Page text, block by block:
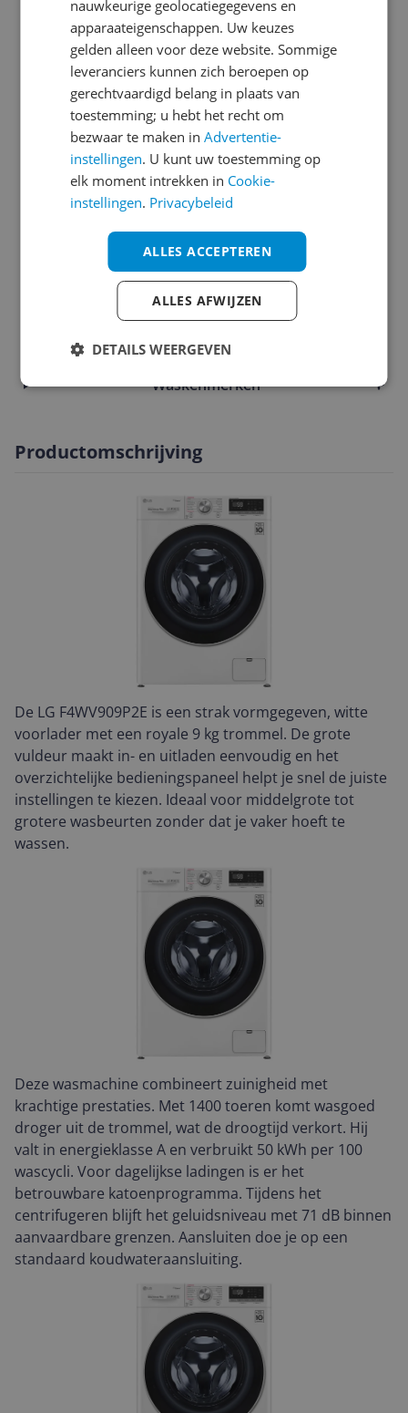
Energie- en waterverbruik
Functies
Fysieke kenmerken
Garantie & motor
Instellingen en functies
Introductie en ondersteuning
Mogelijke vereisten instellen en gebruik
Overige kenmerken
Productinformatie
Technisch
Waskenmerken
Productomschrijving
De LG F4WV909P2E is een strak vormgegeven, witte
voorlader met een royale 9 kg trommel. De grote
vuldeur maakt in- en uitladen eenvoudig en het
overzichtelijke bedieningspaneel helpt je snel de juiste
instellingen te kiezen. Ideaal voor middelgrote tot
grotere wasbeurten zonder dat je vaker hoeft te
wassen.
Deze wasmachine combineert zuinigheid met
krachtige prestaties. Met 1400 toeren komt wasgoed
droger uit de trommel, wat de droogtijd verkort. Hij
valt in energieklasse A en verbruikt 50 kWh per 100
wascycli. Voor dagelijkse ladingen is er het
betrouwbare katoenprogramma. Tijdens het
centrifugeren blijft het geluidsniveau met 71 dB binnen
aanvaardbare grenzen. Aansluiten doe je op een
standaard koudwateraansluiting.
nauwkeurige geolocatiegegevens en
apparaateigenschappen. Uw keuzes
gelden alleen voor deze website. Sommige
leveranciers kunnen zich beroepen op
gerechtvaardigd belang in plaats van
toestemming; u hebt het recht om
bezwaar te maken inAdvertentie-
instellingen. U kunt uw toestemming op
elk moment intrekken in Cookie-
instellingen. Privacybeleid
ALLES ACCEPTEREN
ALLES AFWIJZEN
DETAILS WEERGEVEN